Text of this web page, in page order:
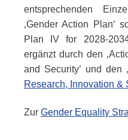
entsprechenden
‚Gender Action Plan‘
Plan IV for 2028-
ergänzt durch den ‚
and Security’ und den ‚
Research, Innovation &
Zur Gender Equality